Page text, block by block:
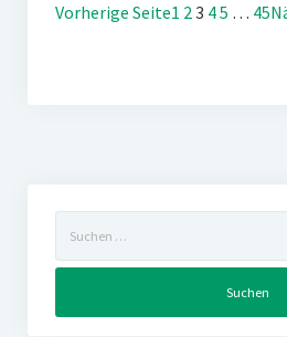
Vorherige Seite1 23 45 … 45
nach: